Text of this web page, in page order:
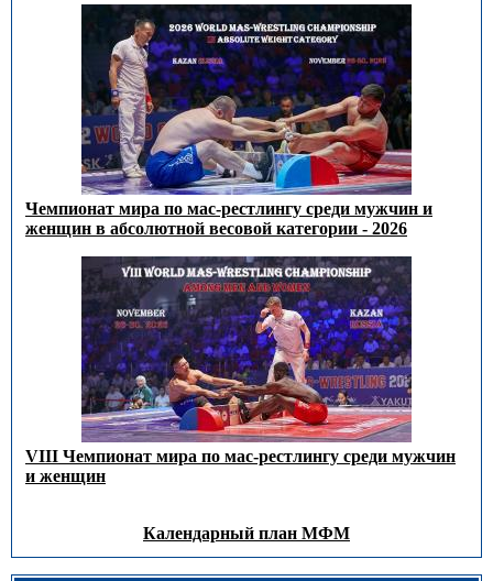
Чемпионат мира по мас-рестлингу среди мужчин и
женщин в абсолютной весовой категории - 2026
VIII Чемпионат мира по мас-рестлингу среди мужчин
и женщин
Календарный план МФМ